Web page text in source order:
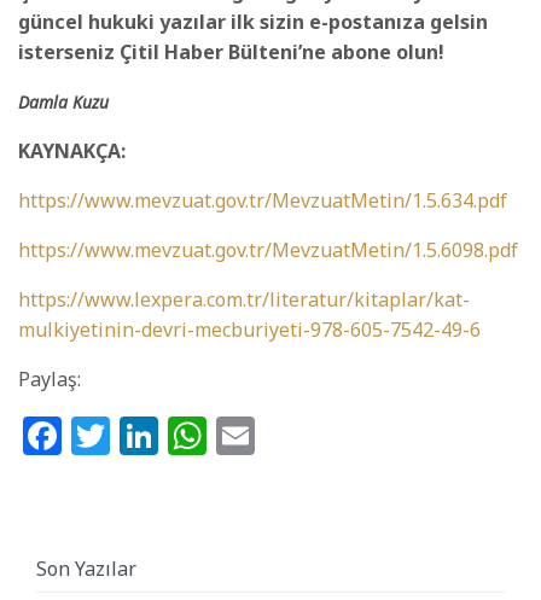
güncel hukuki yazılar ilk sizin e-postanıza gelsin
isterseniz Çitil Haber Bülteni’ne abone olun!
Damla Kuzu
KAYNAKÇA:
https://www.mevzuat.gov.tr/MevzuatMetin/1.5.634.pdf
https://www.mevzuat.gov.tr/MevzuatMetin/1.5.6098.pdf
https://www.lexpera.com.tr/literatur/kitaplar/kat-
mulkiyetinin-devri-mecburiyeti-978-605-7542-49-6
Paylaş:
Facebook
Twitter
LinkedIn
WhatsApp
Son Yazılar